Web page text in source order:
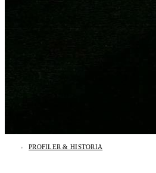
PROFILER & HISTORIA